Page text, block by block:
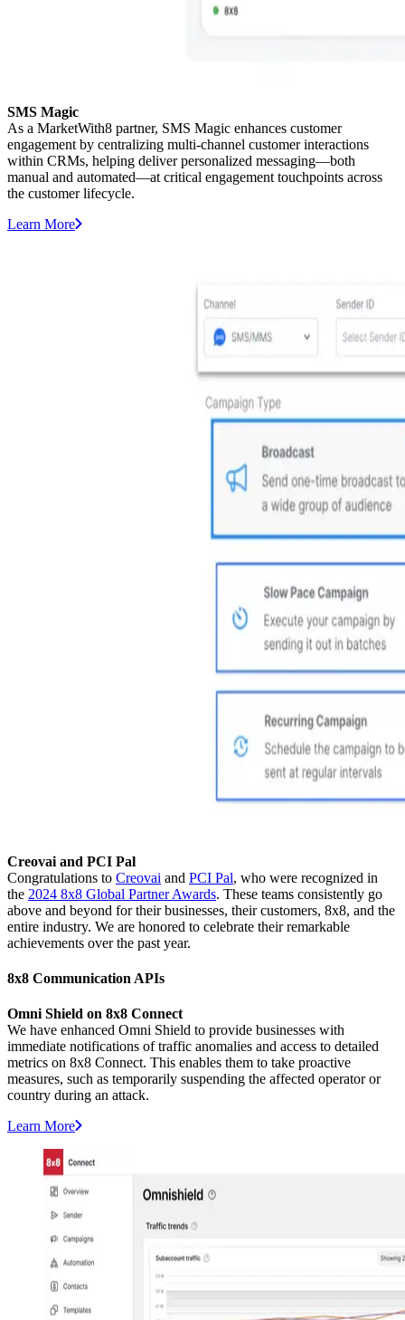
SMS Magic
As a MarketWith8 partner, SMS Magic enhances customer
engagement by centralizing multi-channel customer interactions
within CRMs, helping deliver personalized messaging—both
manual and automated—at critical engagement touchpoints across
the customer lifecycle.
Learn More
Creovai and PCI Pal
Congratulations to Creovai and PCI Pal, who were recognized in
the 2024 8x8 Global Partner Awards. These teams consistently go
above and beyond for their businesses, their customers, 8x8, and the
entire industry. We are honored to celebrate their remarkable
achievements over the past year.
8x8 Communication APIs
Omni Shield on 8x8 Connect
We have enhanced Omni Shield to provide businesses with
immediate notifications of traffic anomalies and access to detailed
metrics on 8x8 Connect. This enables them to take proactive
measures, such as temporarily suspending the affected operator or
country during an attack.
Learn More